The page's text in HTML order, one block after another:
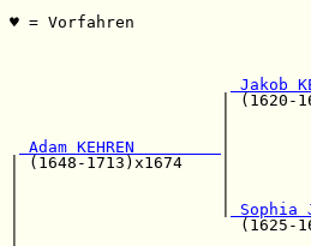
♥ = Vorfahren
Jakob
|
Adam KEHREN
| (1648-1713)x1674
Sophia
|                       (1625-